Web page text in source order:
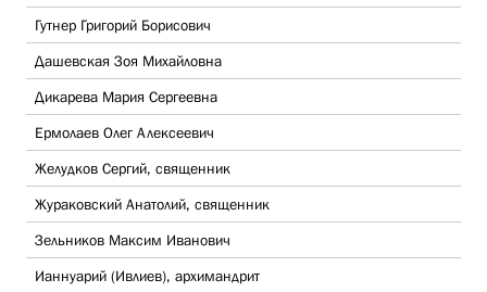
Гутнер Григорий Борисович
Дашевская Зоя Михайловна
Дикарева Мария Сергеевна
Ермолаев Олег Алексеевич
Желудков Сергий, священник
Жураковский Анатолий, священник
Зельников Максим Иванович
Ианнуарий (Ивлиев), архимандрит